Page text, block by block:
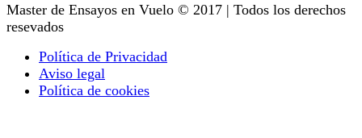
Master de Ensayos en Vuelo © 2017 | Todos los derechos
resevados
Política de Privacidad
Aviso legal
Política de cookies